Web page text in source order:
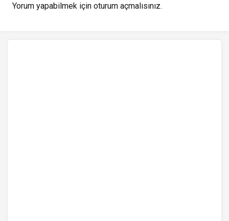
Yorum yapabilmek için oturum açmalısınız.